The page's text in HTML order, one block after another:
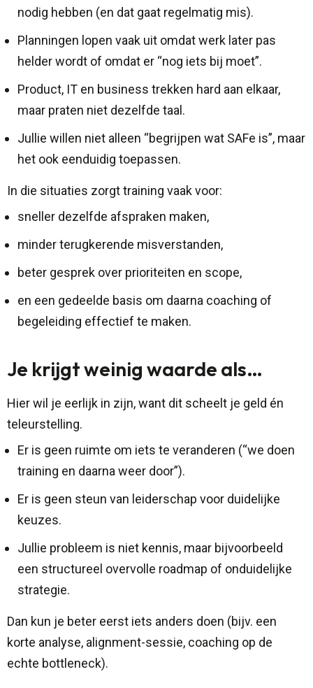
nodig hebben (en dat gaat regelmatig mis).
Planningen lopen vaak uit omdat werk later pas
helder wordt of omdat er “nog iets bij moet”.
Product, IT en business trekken hard aan elkaar,
maar praten niet dezelfde taal.
Jullie willen niet alleen “begrijpen wat SAFe is”, maar
het ook eenduidig toepassen.
In die situaties zorgt training vaak voor:
sneller dezelfde afspraken maken,
minder terugkerende misverstanden,
beter gesprek over prioriteiten en scope,
en een gedeelde basis om daarna coaching of
begeleiding effectief te maken.
Je krijgt weinig waarde als…
Hier wil je eerlijk in zijn, want dit scheelt je geld én
teleurstelling.
Er is geen ruimte om iets te veranderen (“we doen
training en daarna weer door”).
Er is geen steun van leiderschap voor duidelijke
keuzes.
Jullie probleem is niet kennis, maar bijvoorbeeld
een structureel overvolle roadmap of onduidelijke
strategie.
Dan kun je beter eerst iets anders doen (bijv. een
korte analyse, alignment-sessie, coaching op de
echte bottleneck).